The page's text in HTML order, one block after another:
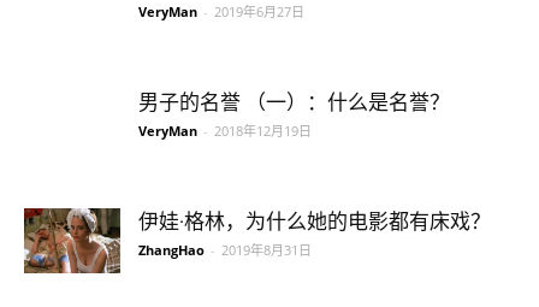
VeryMan - 2019年6月27日
男子的名誉 （一）：什么是名誉？
VeryMan - 2018年12月19日
伊娃·格林，为什么她的电影都有床戏？
ZhangHao - 2019年8月31日